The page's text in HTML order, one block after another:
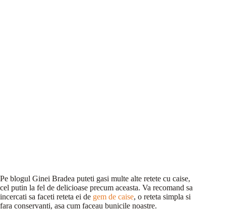
Pe blogul Ginei Bradea puteti gasi multe alte retete cu caise,
cel putin la fel de delicioase precum aceasta. Va recomand sa
incercati sa faceti reteta ei de gem de caise, o reteta simpla si
fara conservanti, asa cum faceau bunicile noastre.